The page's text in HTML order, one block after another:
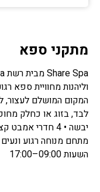
מתקני ספא
וליהנות מחוויית ספא
המקום המושלם לעצור,
לבד, בזוג או כחלק
יבשה • 4 חדרי
מתחם מנוחה רגוע
השעות 09:00–17:00